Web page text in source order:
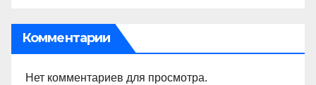
Комментарии
Нет комментариев для просмотра.